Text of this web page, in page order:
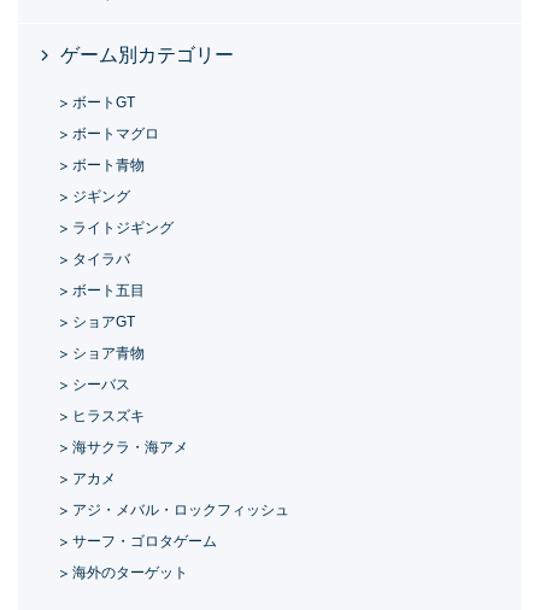
ゲーム別カテゴリー
ボートGT
ボートマグロ
ボート青物
ジギング
ライトジギング
タイラバ
ボート五目
ショアGT
ショア青物
シーバス
ヒラスズキ
海サクラ・海アメ
アカメ
アジ・メバル・ロックフィッシュ
サーフ・ゴロタゲーム
海外のターゲット